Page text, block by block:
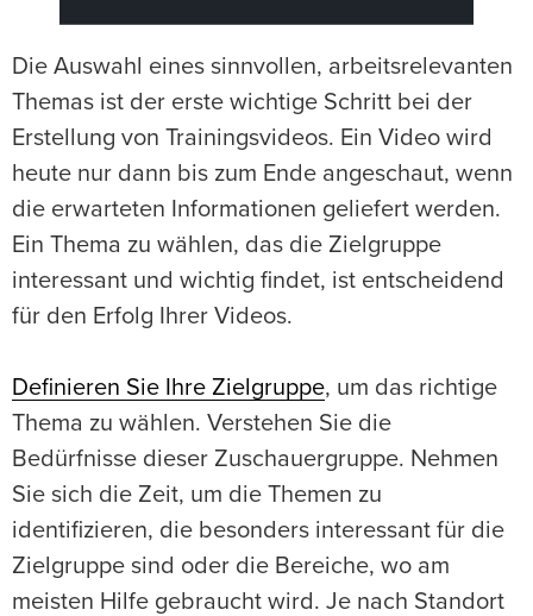
Die Auswahl eines sinnvollen, arbeitsrelevanten
Themas ist der erste wichtige Schritt bei der
Erstellung von Trainingsvideos. Ein Video wird
heute nur dann bis zum Ende angeschaut, wenn
die erwarteten Informationen geliefert werden.
Ein Thema zu wählen, das die Zielgruppe
interessant und wichtig findet, ist entscheidend
für den Erfolg Ihrer Videos.
Definieren Sie Ihre Zielgruppe, um das richtige
Thema zu wählen. Verstehen Sie die
Bedürfnisse dieser Zuschauergruppe. Nehmen
Sie sich die Zeit, um die Themen zu
identifizieren, die besonders interessant für die
Zielgruppe sind oder die Bereiche, wo am
meisten Hilfe gebraucht wird. Je nach Standort